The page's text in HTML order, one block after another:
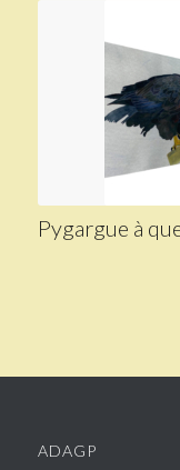
Pygargue à
ADAGP